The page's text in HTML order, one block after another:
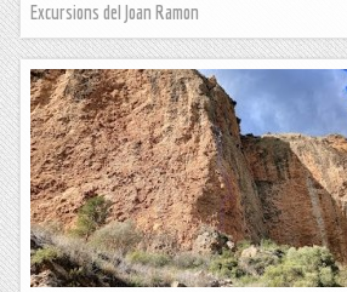
Excursions del Joan Ramon